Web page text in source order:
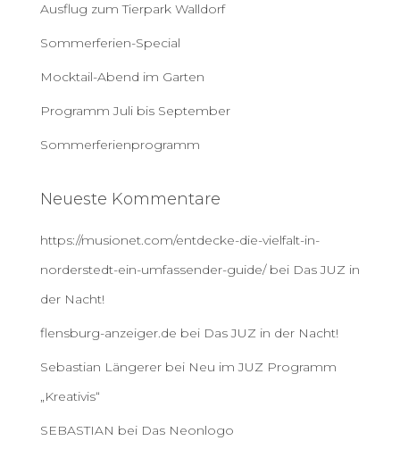
c
:
Ausflug zum Tierpark Walldorf
Sommerferien-Special
Mocktail-Abend im Garten
Programm Juli bis September
Sommerferienprogramm
Neueste Kommentare
https://musionet.com/entdecke-die-vielfalt-in-
norderstedt-ein-umfassender-guide/bei Das JUZ in
der Nacht!
flensburg-anzeiger.de bei Das JUZ in der Nacht!
Sebastian Längerer bei Neu im JUZ Programm
„Kreativis“
SEBASTIAN bei Das Neonlogo